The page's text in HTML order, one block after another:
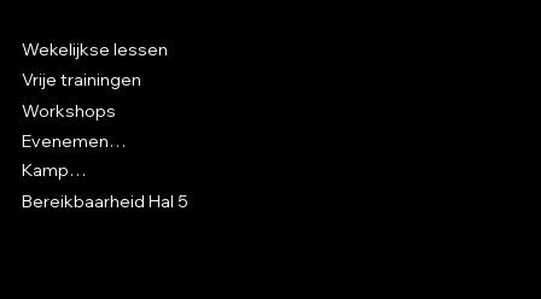
Wekelijkse lessen
Vrije trainingen
Workshops
Evenementen
Kampen
Bereikbaarheid Hal 5